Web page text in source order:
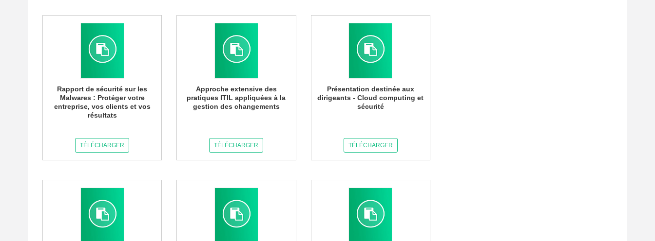
Rapport de sécurité sur les
Malwares : Protéger votre
entreprise, vos clients et vos
résultats
TÉLÉCHARGER
Approche extensive des
pratiques ITIL appliquées à la
gestion des changements
TÉLÉCHARGER
Présentation destinée aux
dirigeants - Cloud computing et
sécurité
TÉLÉCHARGER